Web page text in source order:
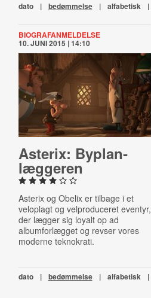
dato | bedømmelse | alfabetisk |
BIOGRAFANMELDELSE
10. JUNI 2015 | 14:10
Asterix: By­plan­
læg­ge­ren
Asterix og Obelix er tilbage i et
veloplagt og velproduceret eventyr,
der lægger sig loyalt op ad
albumforlægget og revser vores
moderne teknokrati.
dato | bedømmelse | alfabetisk |